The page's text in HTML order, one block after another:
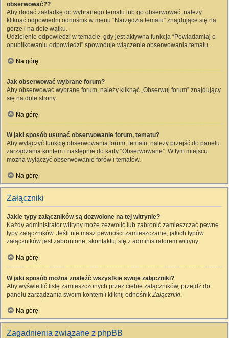
obserwować??
Aby dodać zakładkę do wybranego tematu lub go obserwować, należy
kliknąć odpowiedni odnośnik w menu “Narzędzia tematu” znajdujące się na
górze i na dole wątku.
Udzielenie odpowiedzi w temacie, gdy jest aktywna funkcja “Powiadamiaj o
opublikowaniu odpowiedzi” spowoduje włączenie obserwowania tematu.
Na górę
Jak obserwować wybrane forum?
Aby obserwować wybrane forum, należy kliknąć „Obserwuj forum” znajdujący
się na dole strony.
Na górę
W jaki sposób usunąć obserwowanie forum, tematu?
Aby wyłączyć funkcję obserwowania forum, tematu, należy przejść do panelu
zarządzania kontem i następnie do karty “Obserwowane”. W tym miejscu
można wyłączyć obserwowanie forów i tematów.
Na górę
Załączniki
Jakie typy załączników są dozwolone na tej witrynie?
Każdy administrator witryny może zezwolić lub zabronić zamieszczać pewne
typy załączników. Jeśli nie masz pewności zamieszczanie, jakich typów
załączników jest zabronione, skontaktuj się z administratorem witryny.
Na górę
W jaki sposób można znaleźć wszystkie swoje załączniki?
Aby wyświetlić listę zamieszczonych przez ciebie załączników, przejdź do
panelu zarządzania swoim kontem i kliknij odnośnikZałączniki.
Na górę
Zagadnienia związane z phpBB